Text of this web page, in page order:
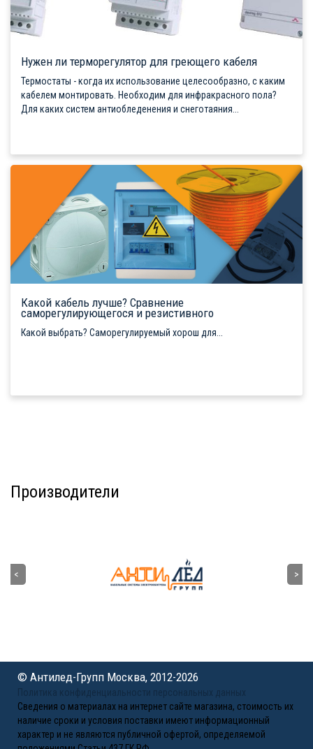
Нужен ли терморегулятор для греющего кабеля
Термостаты - когда их использование целесообразно, с каким
кабелем монтировать. Необходим для инфракрасного пола?
Для каких систем антиобледенения и снеготаяния...
Какой кабель лучше? Сравнение
саморегулирующегося и резистивного
Какой выбрать? Саморегулируемый хорош для...
Производители
© Антилед-Групп Москва, 2012-2026
Политика конфиденциальности персональных данных
Сведения о материалах на интернет сайте магазина, стоимость их
наличие сроки и условия поставки имеют информационный
характер и не являются публичной офертой, определяемой